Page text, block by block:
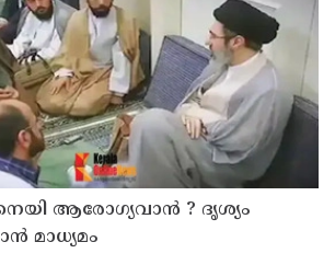
സുഹൃത്തും ഒളിവില്‍
ആരോഗ്യവാന്‍ ? ദൃശ്യം
മാധ്യമം